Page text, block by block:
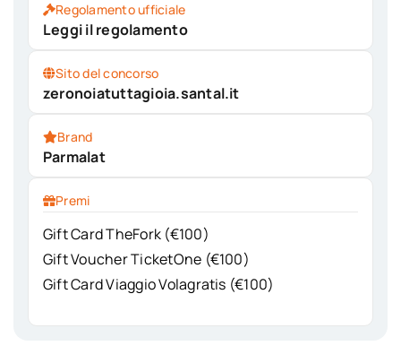
Regolamento ufficiale
Leggi il regolamento
Sito del concorso
zeronoiatuttagioia.santal.it
Brand
Parmalat
Premi
Gift Card TheFork (€100)
Gift Voucher TicketOne (€100)
Gift Card Viaggio Volagratis (€100)